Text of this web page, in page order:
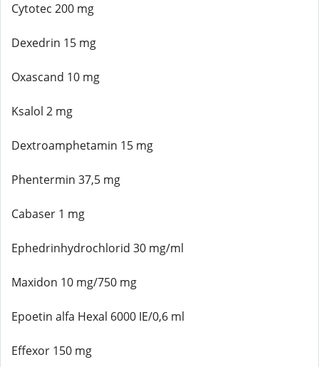
Cytotec 200 mg
Dexedrin 15 mg
Oxascand 10 mg
Ksalol 2 mg
Dextroamphetamin 15 mg
Phentermin 37,5 mg
Cabaser 1 mg
Ephedrinhydrochlorid 30 mg/ml
Maxidon 10 mg/750 mg
Epoetin alfa Hexal 6000 IE/0,6 ml
Effexor 150 mg